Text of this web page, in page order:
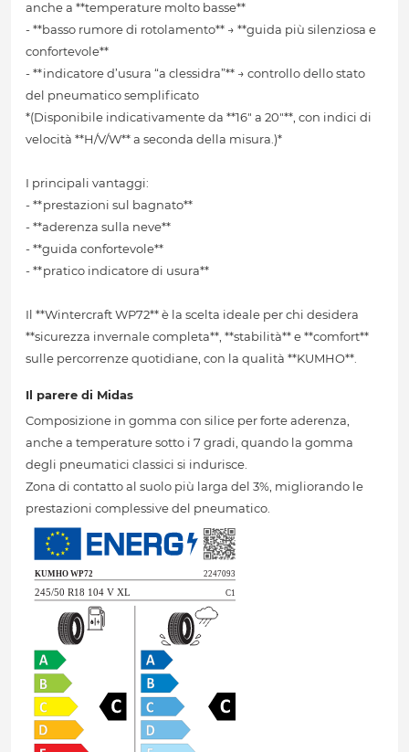
anche a **temperature molto basse**
- **basso rumore di rotolamento** → **guida più silenziosa e
confortevole**
- **indicatore d’usura “a clessidra”** → controllo dello stato
del pneumatico semplificato
*(Disponibile indicativamente da **16" a 20"**, con indici di
velocità **H/V/W** a seconda della misura.)*
I principali vantaggi:
- **prestazioni sul bagnato**
- **aderenza sulla neve**
- **guida confortevole**
- **pratico indicatore di usura**
Il **Wintercraft WP72** è la scelta ideale per chi desidera
**sicurezza invernale completa**, **stabilità** e **comfort**
sulle percorrenze quotidiane, con la qualità **KUMHO**.
Il parere di Midas
Composizione in gomma con silice per forte aderenza,
anche a temperature sotto i 7 gradi, quando la gomma
degli pneumatici classici si indurisce.
Zona di contatto al suolo più larga del 3%, migliorando le
prestazioni complessive del pneumatico.